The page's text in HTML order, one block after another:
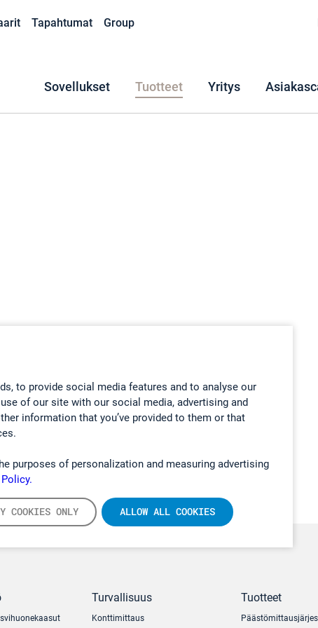
to provide social media features and to analyse our
of our site with our social media, advertising and
information that you’ve provided to them or that
purposes of personalization and measuring advertising
COOKIES ONLY ALLOW ALL COOKIES
Tapahtumat Group
Sovellukset Tuotteet Yritys
Turvallisuus
Konttimittaus
Tuotteet